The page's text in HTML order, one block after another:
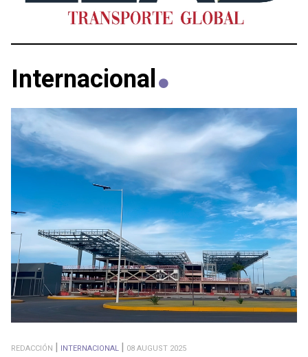
Internacional
REDACCIÓN INTERNACIONAL 08 AUGUST 2025